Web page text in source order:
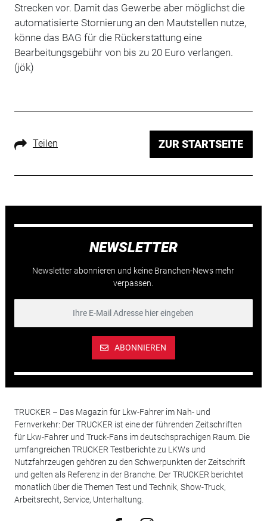
Strecken vor. Damit das Gewerbe aber möglichst die
automatisierte Stornierung an den Mautstellen nutze,
könne das BAG für die Rückerstattung eine
Bearbeitungsgebühr von bis zu 20 Euro verlangen.
(jök)
Teilen ZUR STARTSEITE
NEWSLETTER
Newsletter abonnieren und keine Branchen-News mehr
verpassen.
ABONNIEREN
TRUCKER – Das Magazin für Lkw-Fahrer im Nah- und
Fernverkehr: Der TRUCKER ist eine der führenden Zeitschriften
für Lkw-Fahrer und Truck-Fans im deutschsprachigen Raum. Die
umfangreichen TRUCKER Testberichte zu LKWs und
Nutzfahrzeugen gehören zu den Schwerpunkten der Zeitschrift
und gelten als Referenz in der Branche. Der TRUCKER berichtet
monatlich über die Themen Test und Technik, Show-Truck,
Arbeitsrecht, Service, Unterhaltung.